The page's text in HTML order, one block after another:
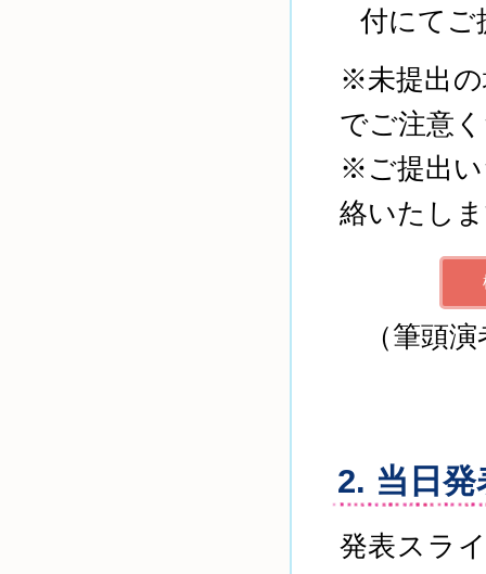
付にてご
※未提出の
でご注意
※ご提出い
絡いたし
（筆頭
2. 当日
発表スラ